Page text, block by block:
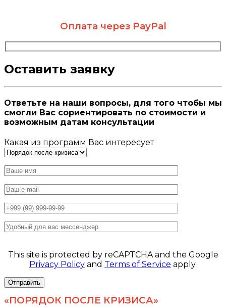
Оплата через PayPal
Оставить заявку​
Ответьте на наши вопросы, для того чтобы мы
смогли Вас сориентировать по стоимости и
возможным датам консультации
Какая из программ Вас интересует
This site is protected by reCAPTCHA and the Google
Privacy Policy and Terms of Service apply.
«ПОРЯДОК ПОСЛЕ КРИЗИСА»